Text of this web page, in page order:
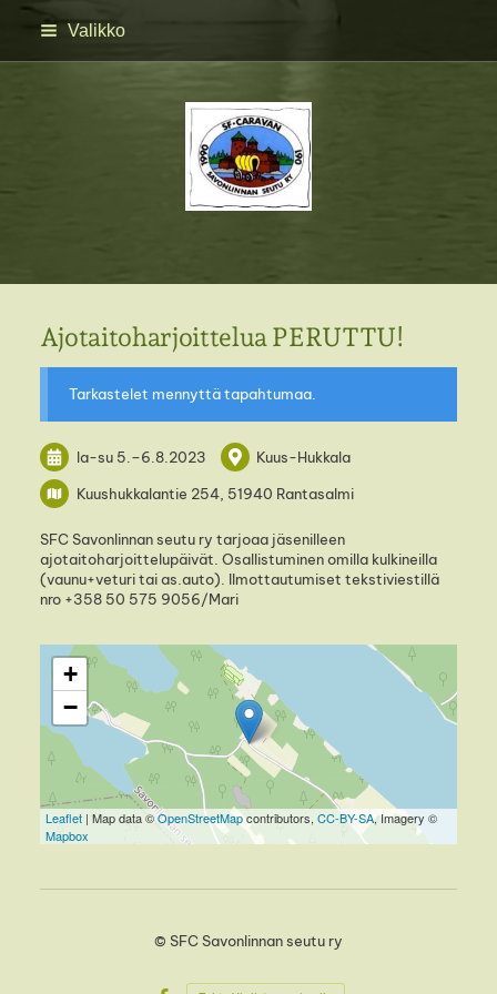
Siirry
sivun
sisältöön
Valikko
SFC Savonlinnan seutu
Ajotaitoharjoittelua PERUTTU!
Tarkastelet mennyttä tapahtumaa.
la-su 5.–6.8.2023 Kuus-Hukkala
Kuushukkalantie 254, 51940 Rantasalmi
SFC Savonlinnan seutu ry tarjoaa jäsenilleen
ajotaitoharjoittelupäivät. Osallistuminen omilla kulkineilla
(vaunu+veturi tai as.auto). Ilmottautumiset tekstiviestillä
nro +358 50 575 9056/Mari
+
−
Leaflet| Map data ©OpenStreetMapcontributors, CC-BY-SA, Imagery ©
Mapbox
© SFC Savonlinnan seutu ry